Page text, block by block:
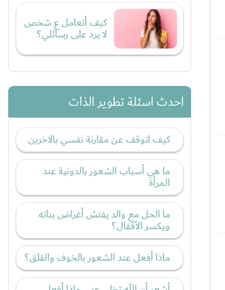
كيف أتعامل ع شخص
لا يرد على رسائلي؟
احدث اسئلة تطوير الذات
كيف اتوقف عن مقارنة نفسي بالاخرين
ما هي أسباب الشعور بالدونية عند
المرأة
ما الحل مع والد يفتش أغراض بناته
ويكسر الأقفال؟
ماذا أفعل عند الشعور بالخوف والقلق؟